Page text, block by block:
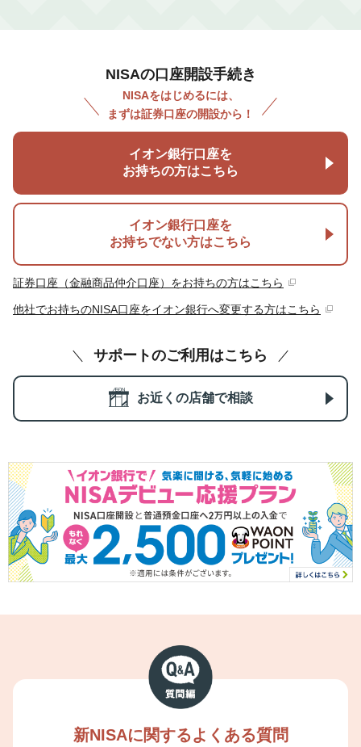
NISAの口座開設手続き
NISAをはじめるには、
まずは証券口座の開設から！
イオン銀行口座を
お持ちの方はこちら
イオン銀行口座を
お持ちでない方はこちら
証券口座（金融商品仲介口座）をお持ちの方はこちら
他社でお持ちのNISA口座をイオン銀行へ変更する方はこちら
サポートのご利用はこちら
お近くの店舗で相談
新NISAに関するよくある質問